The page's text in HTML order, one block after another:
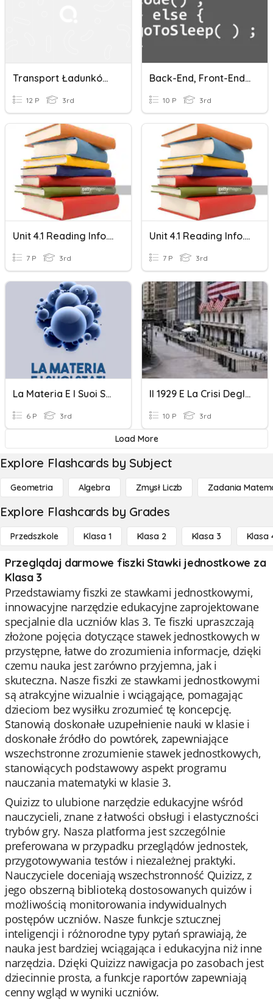
Transport Ładunków Ponadgabarytowyh, Transport Wewnętrzny
12 P 3rd
Back-End, Front-End E Full Stack
10 P 3rd
Unit 4.1 Reading Info. Stack C
7 P 3rd
Unit 4.1 Reading Info. Stack B
7 P 3rd
La Materia E I Suoi Stati
6 P 3rd
Il 1929 E La Crisi Degli Stati Liberali.
10 P 3rd
Load More
Explore Flashcards by Subject
Geometria Algebra Zmysł Liczb Zadania
Explore Flashcards by Grades
Przedszkole Klasa 1 Klasa 2 Klasa 3 Klasa
Przeglądaj darmowe fiszki Stawki jednostkowe za
Klasa 3
Przedstawiamy fiszki ze stawkami jednostkowymi,
innowacyjne narzędzie edukacyjne zaprojektowane
specjalnie dla uczniów klas 3. Te fiszki upraszczają
złożone pojęcia dotyczące stawek jednostkowych w
przystępne, łatwe do zrozumienia informacje, dzięki
czemu nauka jest zarówno przyjemna, jak i
skuteczna. Nasze fiszki ze stawkami jednostkowymi
są atrakcyjne wizualnie i wciągające, pomagając
dzieciom bez wysiłku zrozumieć tę koncepcję.
Stanowią doskonałe uzupełnienie nauki w klasie i
doskonałe źródło do powtórek, zapewniające
wszechstronne zrozumienie stawek jednostkowych,
stanowiących podstawowy aspekt programu
nauczania matematyki w klasie 3.
Quizizz to ulubione narzędzie edukacyjne wśród
nauczycieli, znane z łatwości obsługi i elastyczności
trybów gry. Nasza platforma jest szczególnie
preferowana w przypadku przeglądów jednostek,
przygotowywania testów i niezależnej praktyki.
Nauczyciele doceniają wszechstronność Quizizz, z
jego obszerną biblioteką dostosowanych quizów i
możliwością monitorowania indywidualnych
postępów uczniów. Nasze funkcje sztucznej
inteligencji i różnorodne typy pytań sprawiają, że
nauka jest bardziej wciągająca i edukacyjna niż inne
narzędzia. Dzięki Quizizz nawigacja po zasobach jest
dziecinnie prosta, a funkcje raportów zapewniają
cenny wgląd w wyniki uczniów.